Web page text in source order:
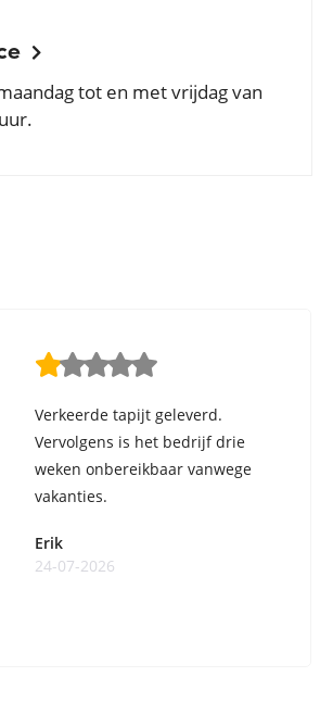
tot en met vrijdag van
Verkeerde tapijt geleverd.
Vervolgens is het bedrijf drie
weken onbereikbaar vanwege
vakanties.
Erik
24-07-2026